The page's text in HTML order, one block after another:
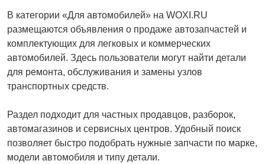
В категории «Для автомобилей» на WOXI.RU
размещаются объявления о продаже автозапчастей и
комплектующих для легковых и коммерческих
автомобилей. Здесь пользователи могут найти детали
для ремонта, обслуживания и замены узлов
транспортных средств.
Раздел подходит для частных продавцов, разборок,
автомагазинов и сервисных центров. Удобный поиск
позволяет быстро подобрать нужные запчасти по марке,
модели автомобиля и типу детали.